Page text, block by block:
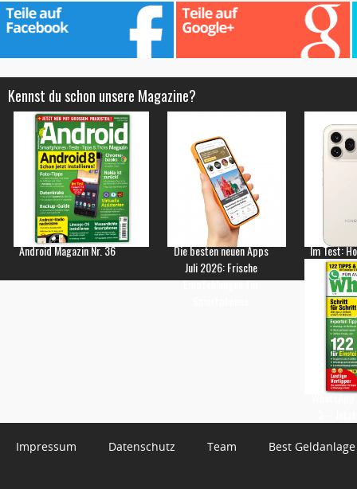
Kennst du schon unsere Magazine?
Android Magazin Nr. 36
Die besten neuen Apps
Juli 2026: Frische
Empfehlungen für
Im Test:
Impressum Datenschutz Team Best Geldanlage